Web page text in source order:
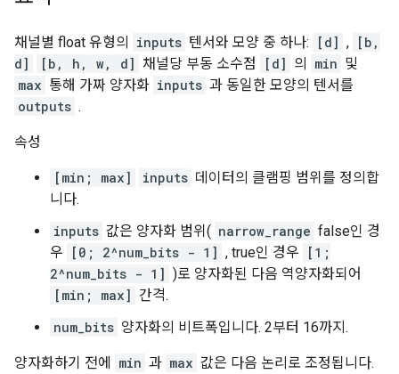
채널별 float 유형의 inputs 텐서와 모양 중 하나: [d] , [b,
d]
[b, h, w, d] 채널당 부동 소수점 [d] 의 min 및
max 통해 가짜 양자화 inputs 과 동일한 모양의 텐서를
outputs .
속성
[min; max] inputs 데이터의 클램핑 범위를 정의합
니다.
inputs 값은 양자화 범위( narrow_range false인 경
우
[0; 2^num_bits - 1] , true인 경우
[1;
2^num_bits - 1] )로 양자화된 다음 역양자화되어
[min; max] 간격.
num_bits 양자화의 비트폭입니다. 2부터 16까지.
양자화하기 전에 min 과 max 값은 다음 논리로 조정됩니다.